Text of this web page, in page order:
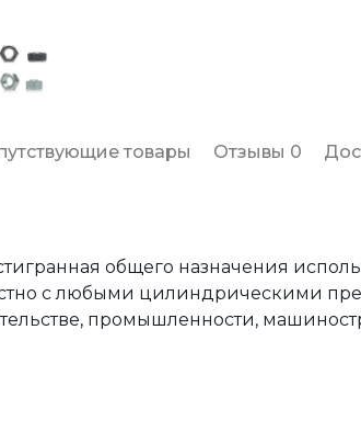
товары Отзывы 0
общего назначения
с любыми цилиндрическими
промышленности,